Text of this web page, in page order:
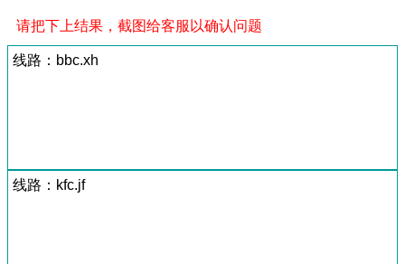
请把下上结果，截图给客服以确认问题
线路：bbc.xh
线路：kfc.jf